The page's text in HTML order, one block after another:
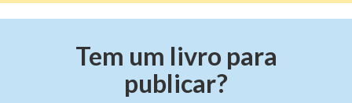
Tem um livro para
publicar?